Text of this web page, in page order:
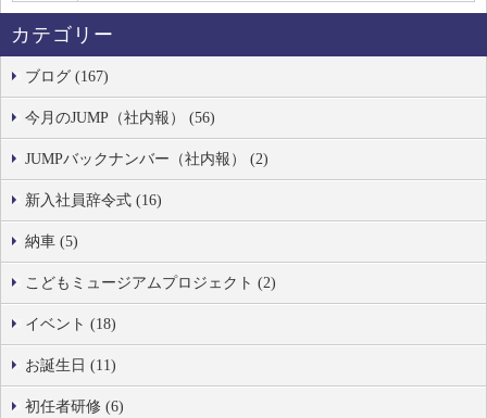
カテゴリー
ブログ (167)
今月のJUMP（社内報） (56)
JUMPバックナンバー（社内報） (2)
新入社員辞令式 (16)
納車 (5)
こどもミュージアムプロジェクト (2)
イベント (18)
お誕生日 (11)
初任者研修 (6)